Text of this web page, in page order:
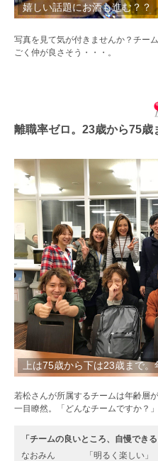
嬉しい話題にお酒も進む？？
写真を見て気が付きませんか？チー
ごく仲が良さそう・・・。
離職率ゼロ。23歳から75歳
上は75歳から下は23歳まで
若松さんが所属するチームは年齢層
一目瞭然。「どんなチームですか？
「チームの良いところ、自慢でき
なおみん
「明るく楽しい」